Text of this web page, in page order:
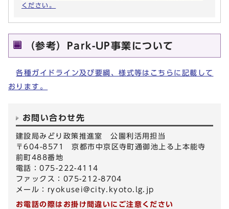
ください。
（参考）Park-UP事業について
各種ガイドライン及び要綱、様式等はこちらに記載して
おります。
お問い合わせ先
建設局みどり政策推進室 公園利活用担当
〒604-8571 京都市中京区寺町通御池上る上本能寺
前町488番地
電話：075-222-4114
ファックス：075-212-8704
メール： ryokusei@city.kyoto.lg.jp
お電話の際はお掛け間違いにご注意ください